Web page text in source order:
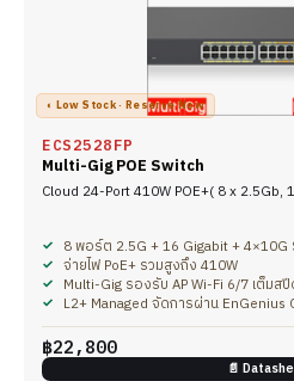
◐ Low Stock · Reserve Now
ECS2528FP
Multi-Gig POE Switch
Cloud 24-Port 410W POE+( 8 x
8 พอร์ต 2.5G + 16 Gigabit + 4×10G
จ่ายไฟ PoE+ รวมสูงถึง 410W
Multi-Gig รองรับ AP Wi-Fi 6/7 เต็มส
L2+ Managed จัดการผ่าน EnGenius
฿22,800
📄